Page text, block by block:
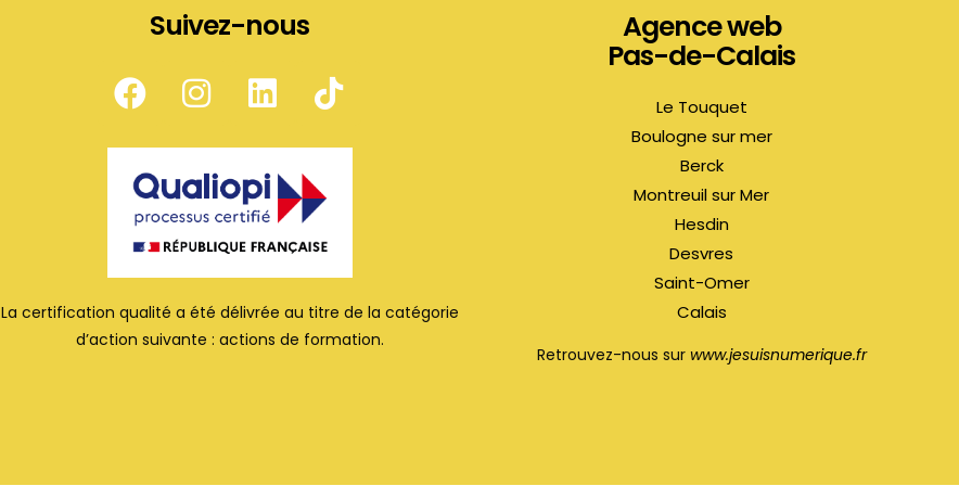
Suivez-nous
La certification qualité a été délivrée au titre de la catégorie
d’action suivante : actions de formation.
Agence web
Pas-de-Calais
Le Touquet
Boulogne sur mer
Berck
Montreuil sur Mer
Hesdin
Desvres
Saint-Omer
Calais
Retrouvez-nous sur www.jesuisnumerique.fr